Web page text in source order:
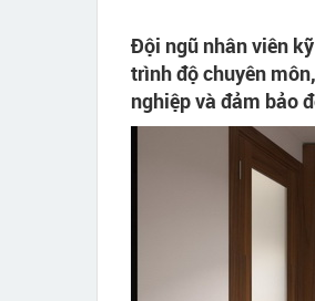
Đội ngũ nhân viên
trình độ chuyên
nghiệp và đảm bảo